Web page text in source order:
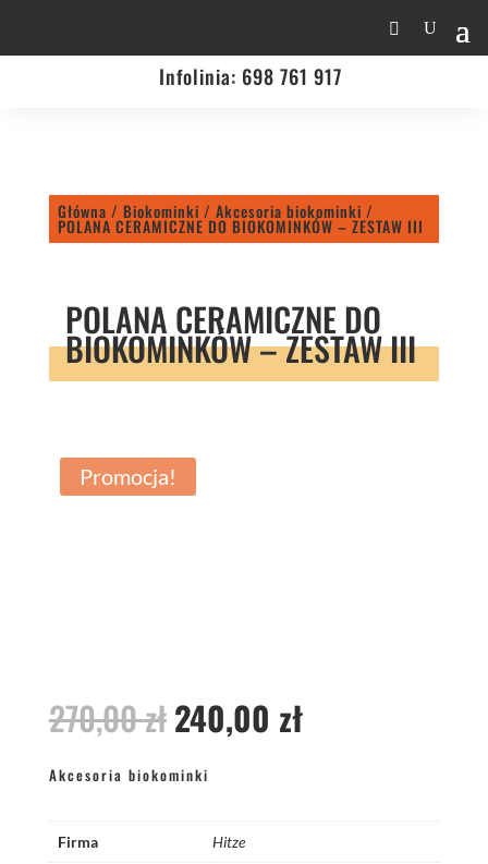
Infolinia: 698 761 917
Główna / Biokominki / Akcesoria biokominki /
POLANA CERAMICZNE DO BIOKOMINKÓW – ZESTAW III
POLANA CERAMICZNE DO
BIOKOMINKÓW – ZESTAW III
Promocja!
270,00złPierwotna
cena
wynosiła:
270,00 zł.
240,00 złAktualna
Akcesoria biokominki
Firma Hitze